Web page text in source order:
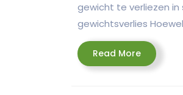
gewicht te verliezen in
gewichtsverlies
Read MoreRead
More